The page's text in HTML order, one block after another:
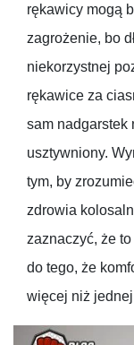
rękawicy mogą
zagrożenie, bo
niekorzystnej
rękawice za
sam nadgarstek
usztywniony.
tym, by
zdrowia
zaznaczyć, że
do tego, że
więcej niż